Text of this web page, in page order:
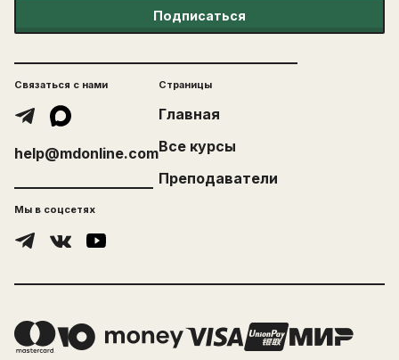
Подписаться
Связаться с нами
help@mdonline.com
Страницы
Главная
Все курсы
Преподаватели
Мы в соцсетях